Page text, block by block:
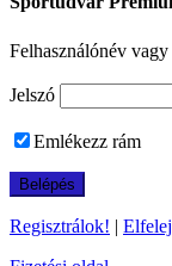
Felhasználónév
Jelszó
Emlékezz rám
Regisztrálok! |